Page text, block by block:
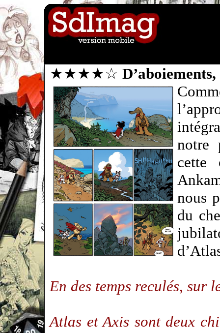
★★★★☆
notre
cette
nous
du
En des temps reculés, sur
Atlas et Axis sont deux